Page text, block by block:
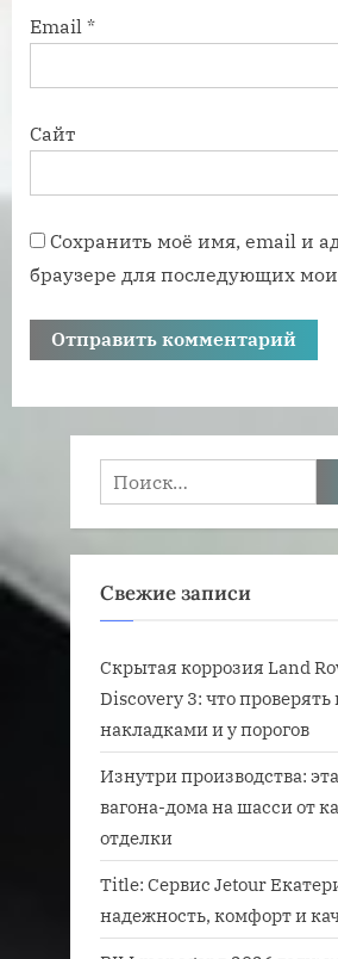
Email *
Сайт
Сохранить моё имя, email и
браузере для последующих
Найти:
Свежие записи
Скрытая коррозия Land
Discovery 3: что проверять
накладками и у порогов
Изнутри производства:
вагона-дома на шасси от
отделки
Title: Сервис Jetour
надежность, комфорт и